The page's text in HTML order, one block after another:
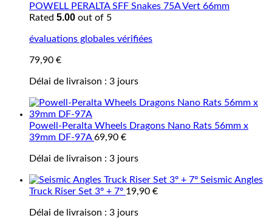
POWELL PERALTA SFF Snakes 75A Vert 66mm
Rated 5.00 out of 5
évaluations globales vérifiées
79,90 €
Délai de livraison : 3 jours
Powell-Peralta Wheels Dragons Nano Rats 56mm x
39mm DF-97A 69,90 €
Délai de livraison : 3 jours
Seismic Angles
Truck Riser Set 3º + 7º 19,90 €
Délai de livraison : 3 jours